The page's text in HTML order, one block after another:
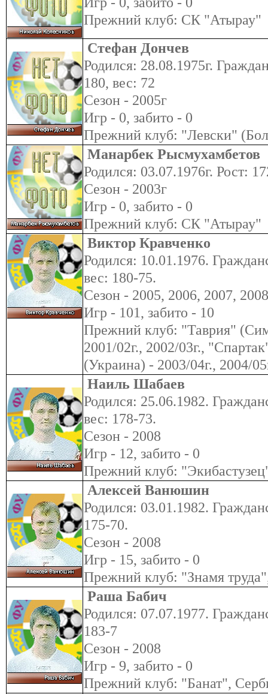
Прежний клуб: СК "Атырау"
Стефан Дончев
Родился: 28.08.1975г.
180, вес: 72
Сезон - 2005г
Игр - 0, забито - 0
Прежний клуб: "Левски"
Манарбек Рысмухамбетов
Родился: 03.07.1976г. Рост:
Сезон - 2003г
Игр - 0, забито - 0
Прежний клуб: СК "Атырау"
Виктор Кравченко
Родился: 10.01.1976.
вес: 180-75.
Сезон - 2005, 2006, 2007,
Игр - 101, забито - 10
Прежний клуб: "Таврия"
2001/02г., 2002/03г.,
(Украина) - 2003/04г., 2004/
Наиль Шабаев
Родился: 25.06.1982.
вес: 178-73.
Сезон - 2008
Игр - 12, забито - 0
Прежний клуб:
Алексей Ванюшин
Родился: 03.01.1982.
175-70.
Сезон - 2008
Игр - 15, забито - 0
Прежний клуб: "Знамя
Раша Бабич
Родился: 07.07.1977.
183-7
Сезон - 2008
Игр - 9, забито - 0
Прежний клуб: "Банат",